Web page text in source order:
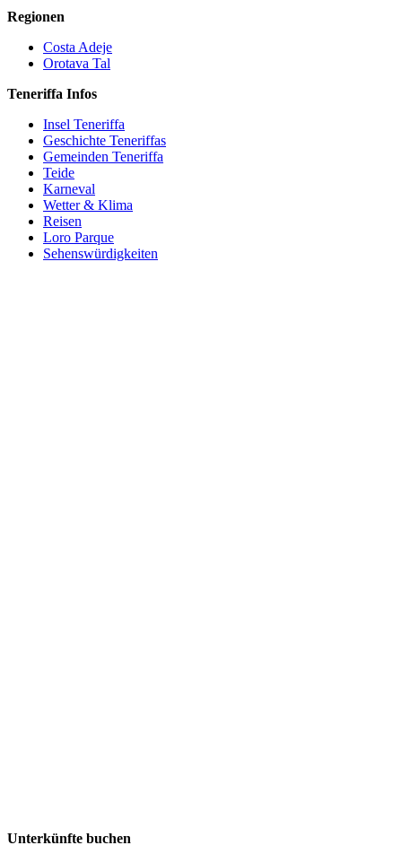
Regionen
Costa Adeje
Orotava Tal
Teneriffa Infos
Insel Teneriffa
Geschichte Teneriffas
Gemeinden Teneriffa
Teide
Karneval
Wetter & Klima
Reisen
Loro Parque
Sehenswürdigkeiten
Unterkünfte buchen